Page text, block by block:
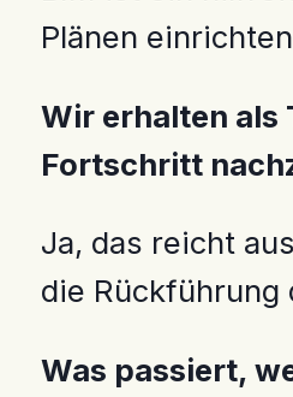
Plänen
Wir erhalten als
Fortschritt
Ja, das reicht
die Rückführung
Was passiert,